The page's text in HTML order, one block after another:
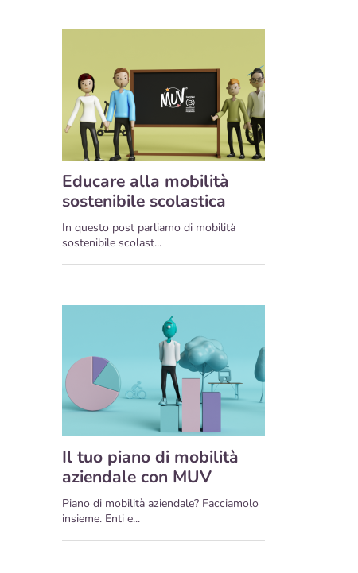
Educare alla mobilità
sostenibile scolastica
In questo post parliamo di mobilità
sostenibile scolast...
Il tuo piano di mobilità
aziendale con MUV
Piano di mobilità aziendale? Facciamolo
insieme. Enti e...